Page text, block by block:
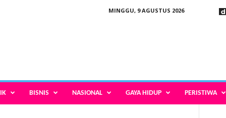
MINGGU, 9 AGUSTUS 2026
BISNIS NASIONAL GAYA HIDUP PERISTIWA